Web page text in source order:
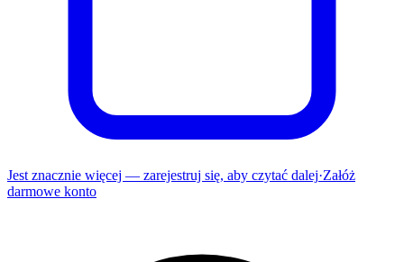
Jest znacznie więcej — zarejestruj się, aby czytać dalej·Załóż
darmowe konto